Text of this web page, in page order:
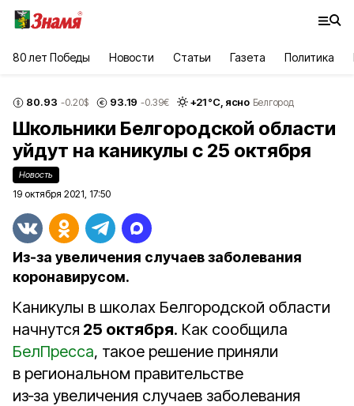
80 лет Победы Новости Статьи Газета Политика
80.93 -0.20$ 93.19 -0.39€ +21°С, ясно Белгород
Школьники Белгородской области
уйдут на каникулы с 25 октября
Новость
19 октября 2021, 17:50
Из‑за увеличения случаев заболевания
коронавирусом.
Каникулы в школах Белгородской области
начнутся 25 октября. Как сообщила
БелПресса, такое решение приняли
в региональном правительстве
из‑за увеличения случаев заболевания